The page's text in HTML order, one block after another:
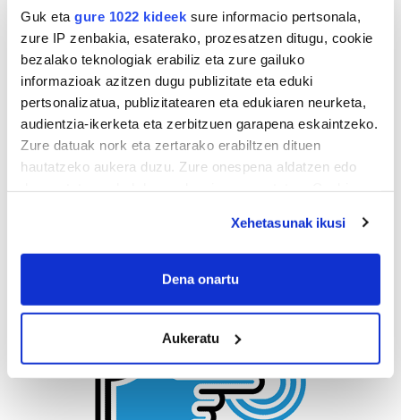
Guk eta gure 1022 kideek sure informacio pertsonala,
zure IP zenbakia, esaterako, prozesatzen ditugu, cookie
bezalako teknologiak erabiliz eta zure gailuko
informazioak azitzen dugu publizitate eta eduki
pertsonalizatua, publizitatearen eta edukiaren neurketa,
audientzia-ikerketa eta zerbitzuen garapena eskaintzeko.
Zure datuak nork eta zertarako erabiltzen dituen
hautatzeko aukera duzu. Zure onespena aldatzen edo
If you allow, we would also like to:
Collect information about your geographical
meters
Identify your device by actively scanning it for
specific characteristics (fingerprinting)
Find out more about how your personal data is processed
and set your preferences in thedetails section
Xehetasunak ikusi
Dena onartu
Aukeratu